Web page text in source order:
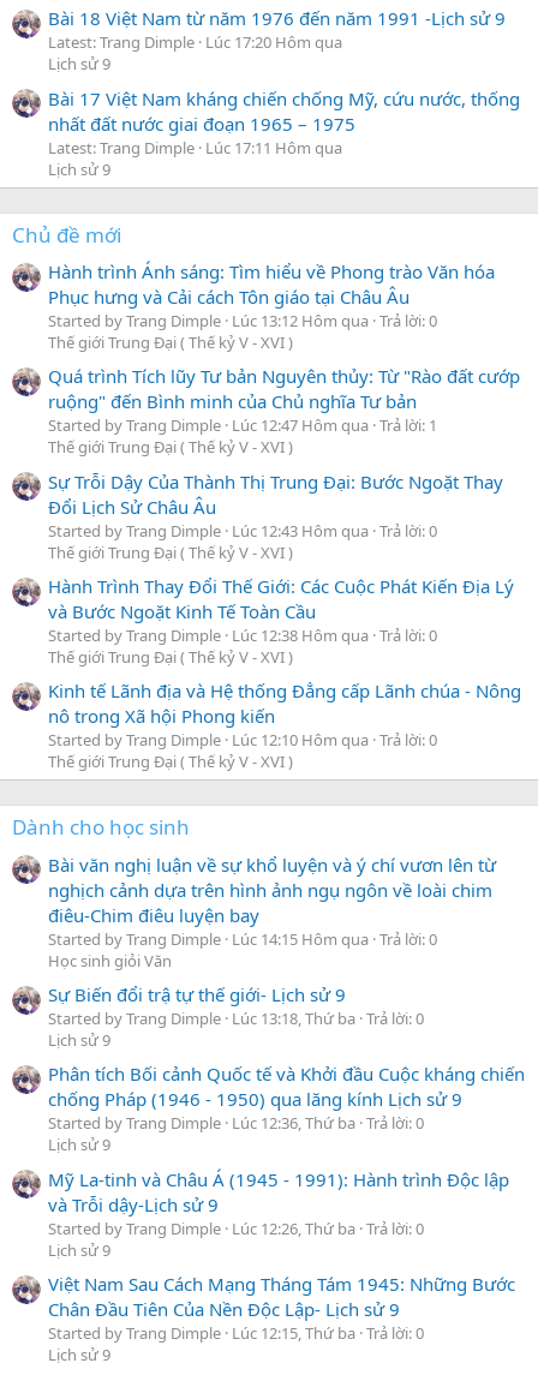
Bài 18 Việt Nam từ năm 1976 đến năm 1991 -Lịch sử 9
Latest: Trang Dimple Lúc 17:20 Hôm qua
Lịch sử 9
Bài 17 Việt Nam kháng chiến chống Mỹ, cứu nước, thống
nhất đất nước giai đoạn 1965 – 1975
Latest: Trang Dimple Lúc 17:11 Hôm qua
Lịch sử 9
Chủ đề mới
Hành trình Ánh sáng: Tìm hiểu về Phong trào Văn hóa
Phục hưng và Cải cách Tôn giáo tại Châu Âu
Started by Trang Dimple Lúc 13:12 Hôm qua Trả lời: 0
Thế giới Trung Đại ( Thế kỷ V - XVI )
Quá trình Tích lũy Tư bản Nguyên thủy: Từ "Rào đất cướp
ruộng" đến Bình minh của Chủ nghĩa Tư bản
Started by Trang Dimple Lúc 12:47 Hôm qua Trả lời: 1
Thế giới Trung Đại ( Thế kỷ V - XVI )
Sự Trỗi Dậy Của Thành Thị Trung Đại: Bước Ngoặt Thay
Đổi Lịch Sử Châu Âu
Started by Trang Dimple Lúc 12:43 Hôm qua Trả lời: 0
Thế giới Trung Đại ( Thế kỷ V - XVI )
Hành Trình Thay Đổi Thế Giới: Các Cuộc Phát Kiến Địa Lý
và Bước Ngoặt Kinh Tế Toàn Cầu
Started by Trang Dimple Lúc 12:38 Hôm qua Trả lời: 0
Thế giới Trung Đại ( Thế kỷ V - XVI )
Kinh tế Lãnh địa và Hệ thống Đẳng cấp Lãnh chúa - Nông
nô trong Xã hội Phong kiến
Started by Trang Dimple Lúc 12:10 Hôm qua Trả lời: 0
Thế giới Trung Đại ( Thế kỷ V - XVI )
Dành cho học sinh
Bài văn nghị luận về sự khổ luyện và ý chí vươn lên từ
nghịch cảnh dựa trên hình ảnh ngụ ngôn về loài chim
điêu-Chim điêu luyện bay
Started by Trang Dimple Lúc 14:15 Hôm qua Trả lời: 0
Học sinh giỏi Văn
Sự Biến đổi trậ tự thế giới- Lịch sử 9
Started by Trang Dimple Lúc 13:18, Thứ ba Trả lời: 0
Lịch sử 9
Phân tích Bối cảnh Quốc tế và Khởi đầu Cuộc kháng chiến
chống Pháp (1946 - 1950) qua lăng kính Lịch sử 9
Started by Trang Dimple Lúc 12:36, Thứ ba Trả lời: 0
Lịch sử 9
Mỹ La-tinh và Châu Á (1945 - 1991): Hành trình Độc lập
và Trỗi dậy-Lịch sử 9
Started by Trang Dimple Lúc 12:26, Thứ ba Trả lời: 0
Lịch sử 9
Việt Nam Sau Cách Mạng Tháng Tám 1945: Những Bước
Chân Đầu Tiên Của Nền Độc Lập- Lịch sử 9
Started by Trang Dimple Lúc 12:15, Thứ ba Trả lời: 0
Lịch sử 9